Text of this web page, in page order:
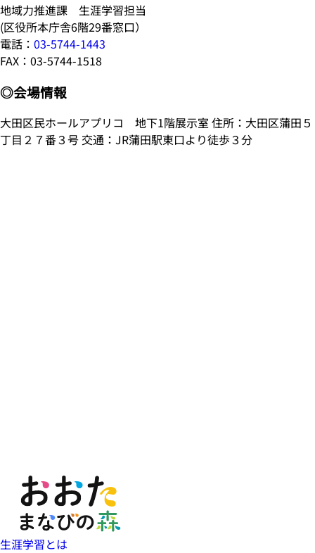
地域力推進課 生涯学習担当
(区役所本庁舎6階29番窓口）
電話： 03-5744-1443
FAX：03-5744-1518
◎会場情報
大田区民ホールアプリコ 地下1階展示室 住所：大田区蒲田５
丁目２７番３号 交通：JR蒲田駅東口より徒歩３分
生涯学習とは